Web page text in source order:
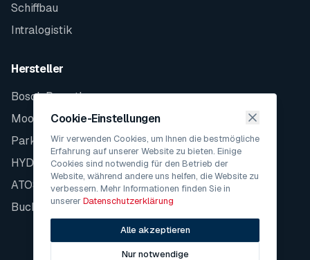
Schiffbau
Intralogistik
Hersteller
Bosch Rexroth
Moog
Parker
HYDAC
ATOS
Bucher
Cookie-Einstellungen
Wir verwenden Cookies, um Ihnen die bestmögliche
Erfahrung auf unserer Website zu bieten. Einige
Cookies sind notwendig für den Betrieb der
Website, während andere uns helfen, die Website zu
verbessern. Mehr Informationen finden Sie in
unsererDatenschutzerklärung
Alle akzeptieren
Nur notwendige